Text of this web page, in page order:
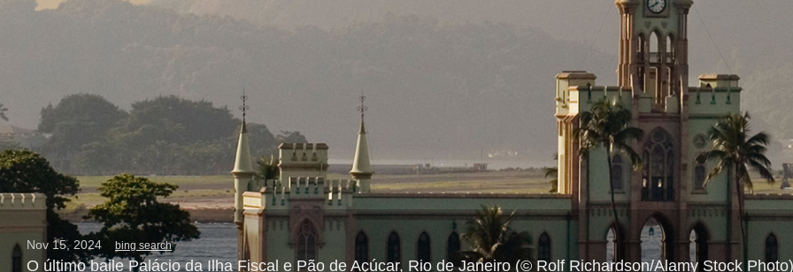
Nov 15, 2024 bing search
O último baile Palácio da Ilha Fiscal e Pão de Açúcar, Rio de Janeiro (© Rolf Richardson/Alamy Stock Photo)